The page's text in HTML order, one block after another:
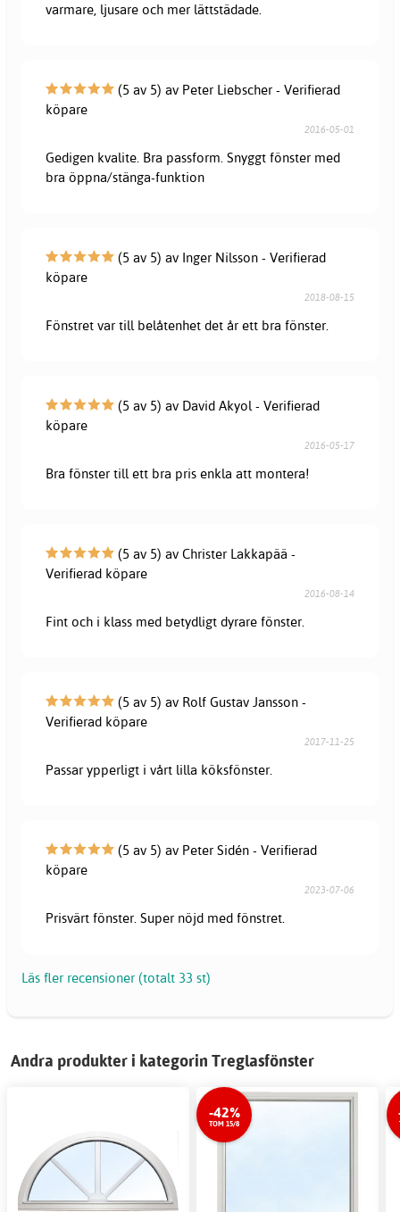
varmare, ljusare och mer lättstädade.
(5 av 5) av Peter Liebscher - Verifierad
köpare
2016-05-01
Gedigen kvalite. Bra passform. Snyggt fönster med
bra öppna/stänga-funktion
(5 av 5) av Inger Nilsson - Verifierad
köpare
2018-08-15
Fönstret var till belåtenhet det år ett bra fönster.
(5 av 5) av David Akyol - Verifierad
köpare
2016-05-17
Bra fönster till ett bra pris enkla att montera!
(5 av 5) av Christer Lakkapää -
Verifierad köpare
2016-08-14
Fint och i klass med betydligt dyrare fönster.
(5 av 5) av Rolf Gustav Jansson -
Verifierad köpare
2017-11-25
Passar ypperligt i vårt lilla köksfönster.
(5 av 5) av Peter Sidén - Verifierad
köpare
2023-07-06
Prisvärt fönster. Super nöjd med fönstret.
Läs fler recensioner (totalt 33 st)
Andra produkter i kategorin Treglasfönster
-42%
TOM 15/8